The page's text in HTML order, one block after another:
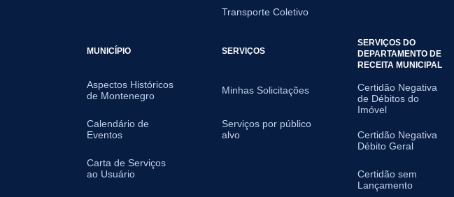
Transporte Coletivo
MUNICÍPIO
Aspectos Históricos
de Montenegro
Calendário de
Eventos
Carta de Serviços
ao Usuário
SERVIÇOS
Minhas Solicitações
Serviços por público
alvo
SERVIÇOS DO
DEPARTAMENTO DE
RECEITA MUNICIPAL
Certidão Negativa
de Débitos do
Imóvel
Certidão Negativa
Débito Geral
Certidão sem
Lançamento